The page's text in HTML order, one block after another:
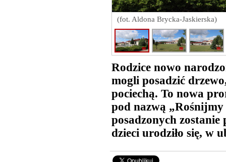
(fot. Aldona Brycka-Jaskierska)
Rodzice nowo
mogli posadzić
pociechą. To nowa
pod nazwą
posadzonych
dzieci urodziło się, w